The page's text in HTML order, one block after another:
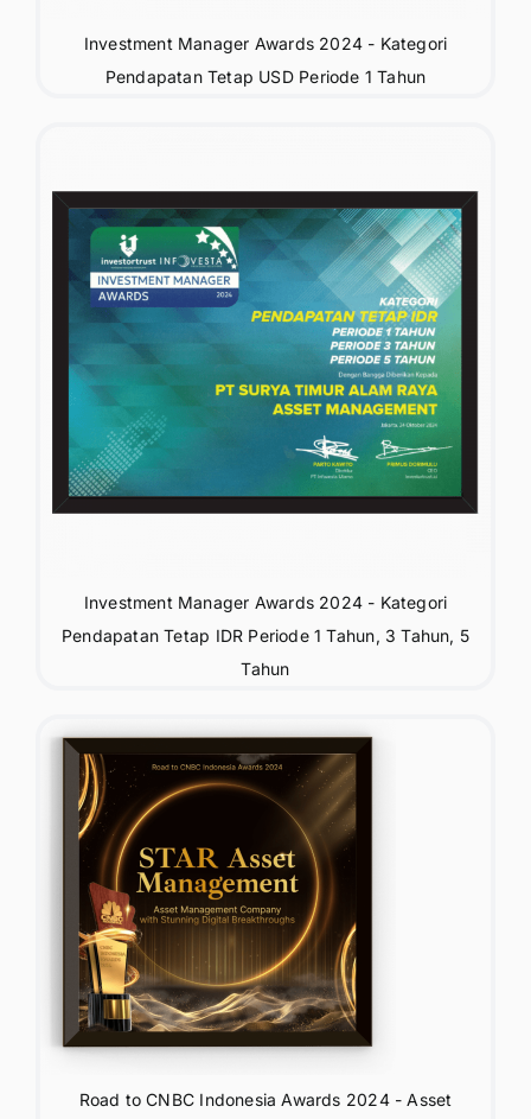
Investment Manager Awards 2024 - Kategori
Pendapatan Tetap USD Periode 1 Tahun
Investment Manager Awards 2024 - Kategori
Pendapatan Tetap IDR Periode 1 Tahun, 3 Tahun, 5
Tahun
Road to CNBC Indonesia Awards 2024 - Asset